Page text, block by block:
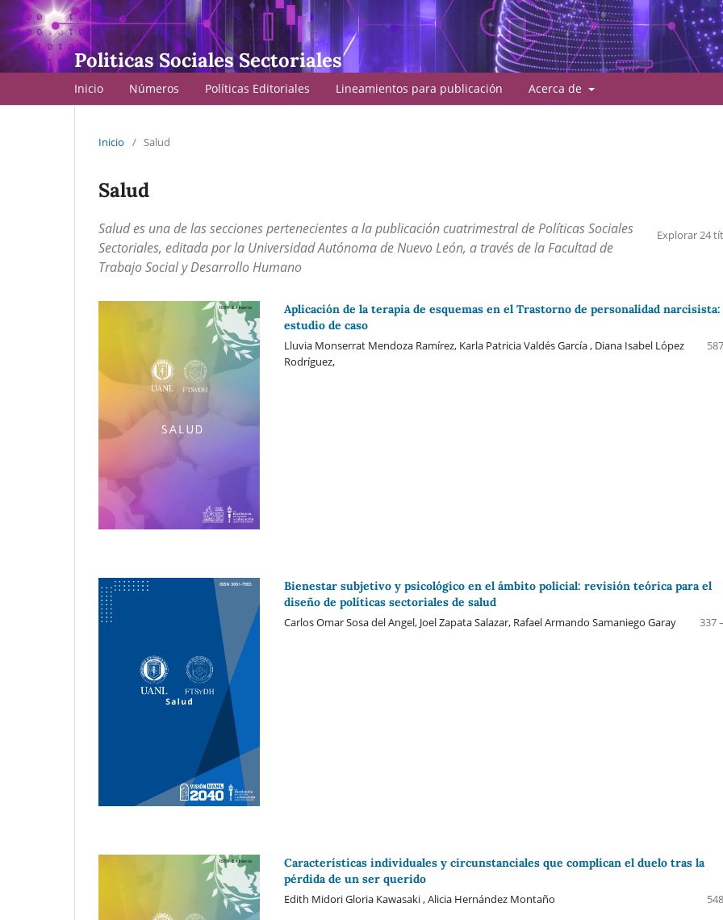
Politicas Sociales Sectoriales
Inicio Números Políticas Editoriales Lineamientos para publicación Acerca de
Inicio / Salud
Salud
Explorar 24
Salud es una de las secciones pertenecientes a la publicación cuatrimestral de Políticas Sociales
Sectoriales, editada por la Universidad Autónoma de Nuevo León, a través de la Facultad de
Trabajo Social y Desarrollo Humano
Aplicación de la terapia de esquemas en el Trastorno de personalidad narcisista:
estudio de caso
Lluvia Monserrat Mendoza Ramírez, Karla Patricia Valdés García , Diana Isabel López
Rodríguez,
Bienestar subjetivo y psicológico en el ámbito policial: revisión teórica para el
diseño de políticas sectoriales de salud
Carlos Omar Sosa del Angel, Joel Zapata Salazar, Rafael Armando Samaniego Garay
337
Características individuales y circunstanciales que complican el duelo tras la
pérdida de un ser querido
Edith Midori Gloria Kawasaki , Alicia Hernández Montaño